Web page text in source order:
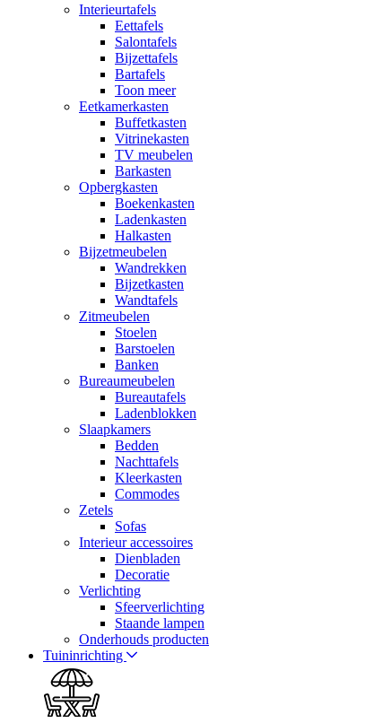
Interieurtafels
Eettafels
Salontafels
Bijzettafels
Bartafels
Toon meer
Eetkamerkasten
Buffetkasten
Vitrinekasten
TV meubelen
Barkasten
Opbergkasten
Boekenkasten
Ladenkasten
Halkasten
Bijzetmeubelen
Wandrekken
Bijzetkasten
Wandtafels
Zitmeubelen
Stoelen
Barstoelen
Banken
Bureaumeubelen
Bureautafels
Ladenblokken
Slaapkamers
Bedden
Nachttafels
Kleerkasten
Commodes
Zetels
Sofas
Interieur accessoires
Dienbladen
Decoratie
Verlichting
Sfeerverlichting
Staande lampen
Onderhouds producten
Tuininrichting